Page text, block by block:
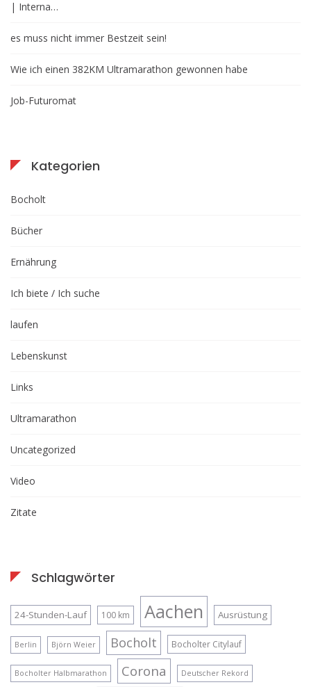
| Interna…
es muss nicht immer Bestzeit sein!
Wie ich einen 382KM Ultramarathon gewonnen habe
Job-Futuromat
Kategorien
Bocholt
Bücher
Ernährung
Ich biete / Ich suche
laufen
Lebenskunst
Links
Ultramarathon
Uncategorized
Video
Zitate
Schlagwörter
24-Stunden-Lauf 100 km Aachen Ausrüstung
Berlin Björn Weier Bocholt Bocholter Citylauf
Bocholter Halbmarathon Corona Deutscher Rekord